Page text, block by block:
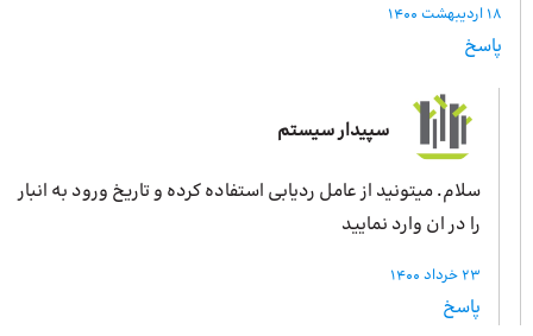
18 اردیبهشت 1400
پاسخ
سپیدار سیستم
سلام. میتونید از عامل ردیابی استفاده کرده و تاریخ ورود به انبار
را در ان وارد نمایید
23 خرداد 1400
پاسخ